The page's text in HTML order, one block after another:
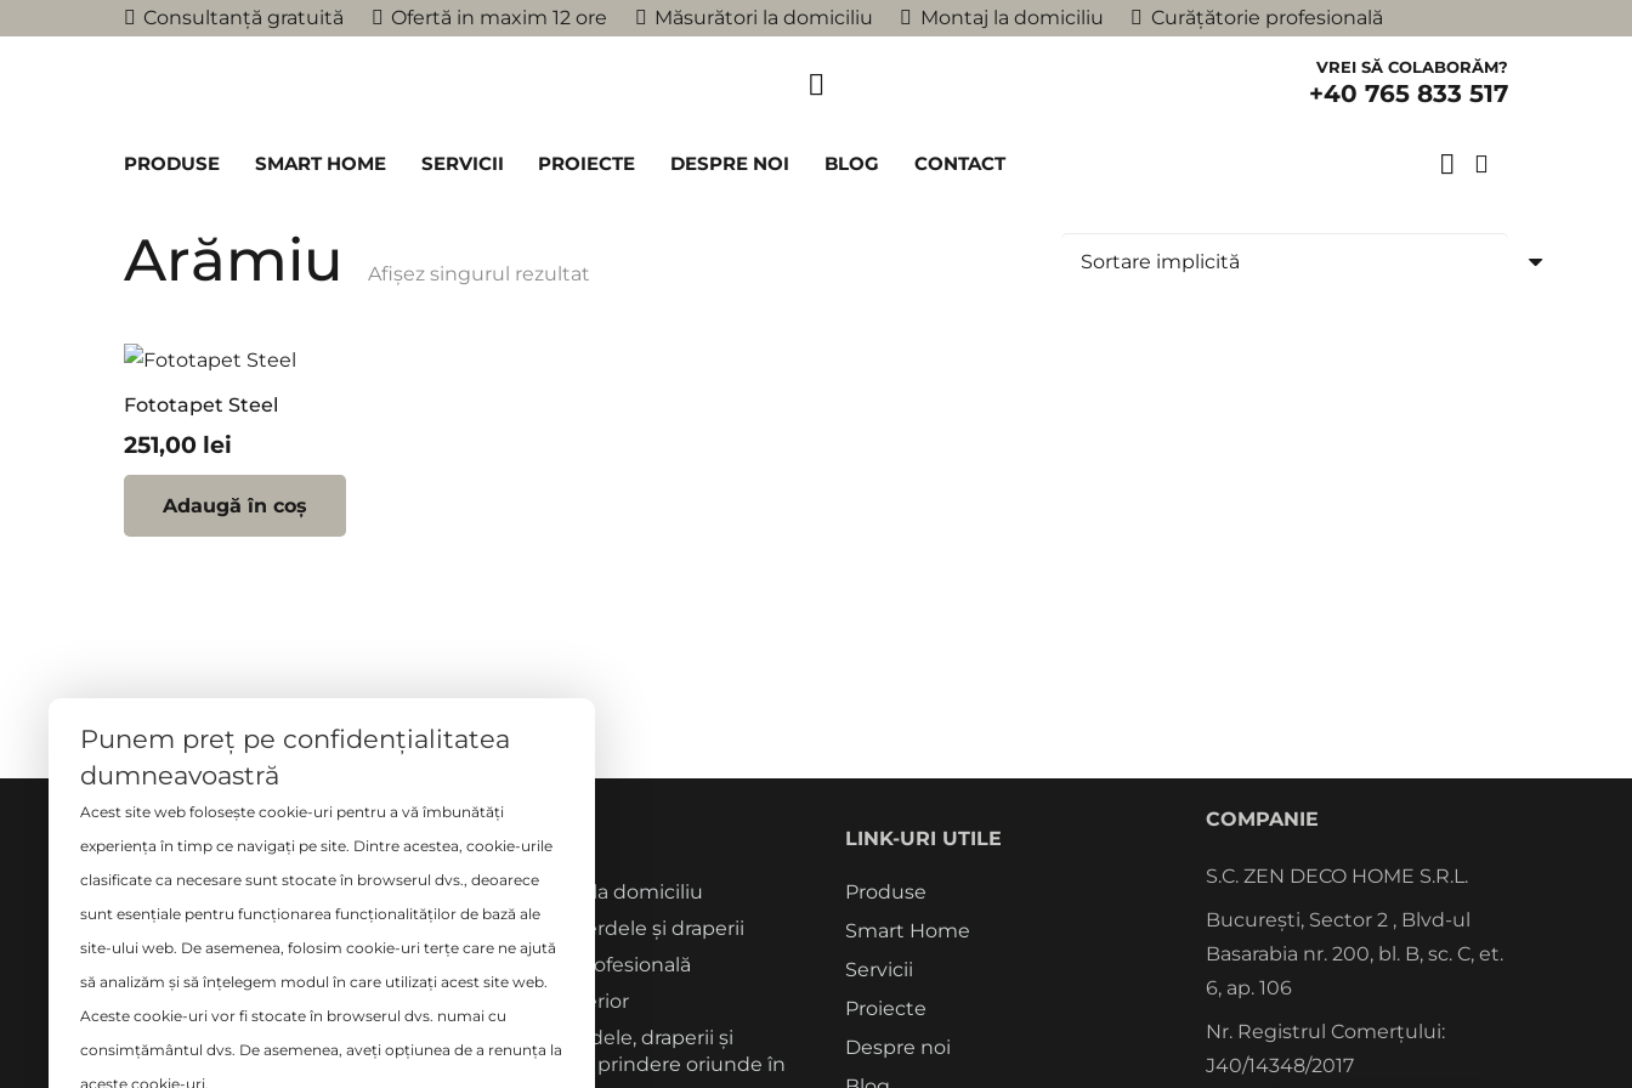
Consultanță gratuită Ofertă in maxim 12 ore Măsurători la domiciliu Montaj la domiciliu Curățătorie profesională
VREI SĂ COLABORĂM?
+40 765 833 517
PRODUSE SMART HOME SERVICII PROIECTE DESPRE NOI BLOG CONTACT
Arămiu Afișez singurul rezultat
Fototapet Steel
251,00 lei
Adaugă în coș
DESPRE NOI
seriozitate în tot ce facem și ne
place să credem că avem o
abordare diferită în domeniul
SERVICII
Măsurători la domiciliu
Croitorie perdele și draperii
Curățare profesională
Design interior
Montaj perdele, draperii și
sisteme de prindere oriunde în
LINK-URI UTILE
Produse
Smart Home
Servicii
Proiecte
Despre noi
COMPANIE
S.C. ZEN DECO HOME S.R.L.
București, Sector 2 , Blvd-ul
Basarabia nr. 200, bl. B, sc. C, et.
6, ap. 106
Nr. Registrul Comerțului:
J40/14348/2017
Punem preț pe confidențialitatea
dumneavoastră
Acest site web folosește cookie-uri pentru a vă îmbunătăți
experiența în timp ce navigați pe site. Dintre acestea, cookie-urile
clasificate ca necesare sunt stocate în browserul dvs., deoarece
sunt esențiale pentru funcționarea funcționalităților de bază ale
site-ului web. De asemenea, folosim cookie-uri terțe care ne ajută
să analizăm și să înțelegem modul în care utilizați acest site web.
Aceste cookie-uri vor fi stocate în browserul dvs. numai cu
consimțământul dvs. De asemenea, aveți opțiunea de a renunța la
aceste cookie-uri.